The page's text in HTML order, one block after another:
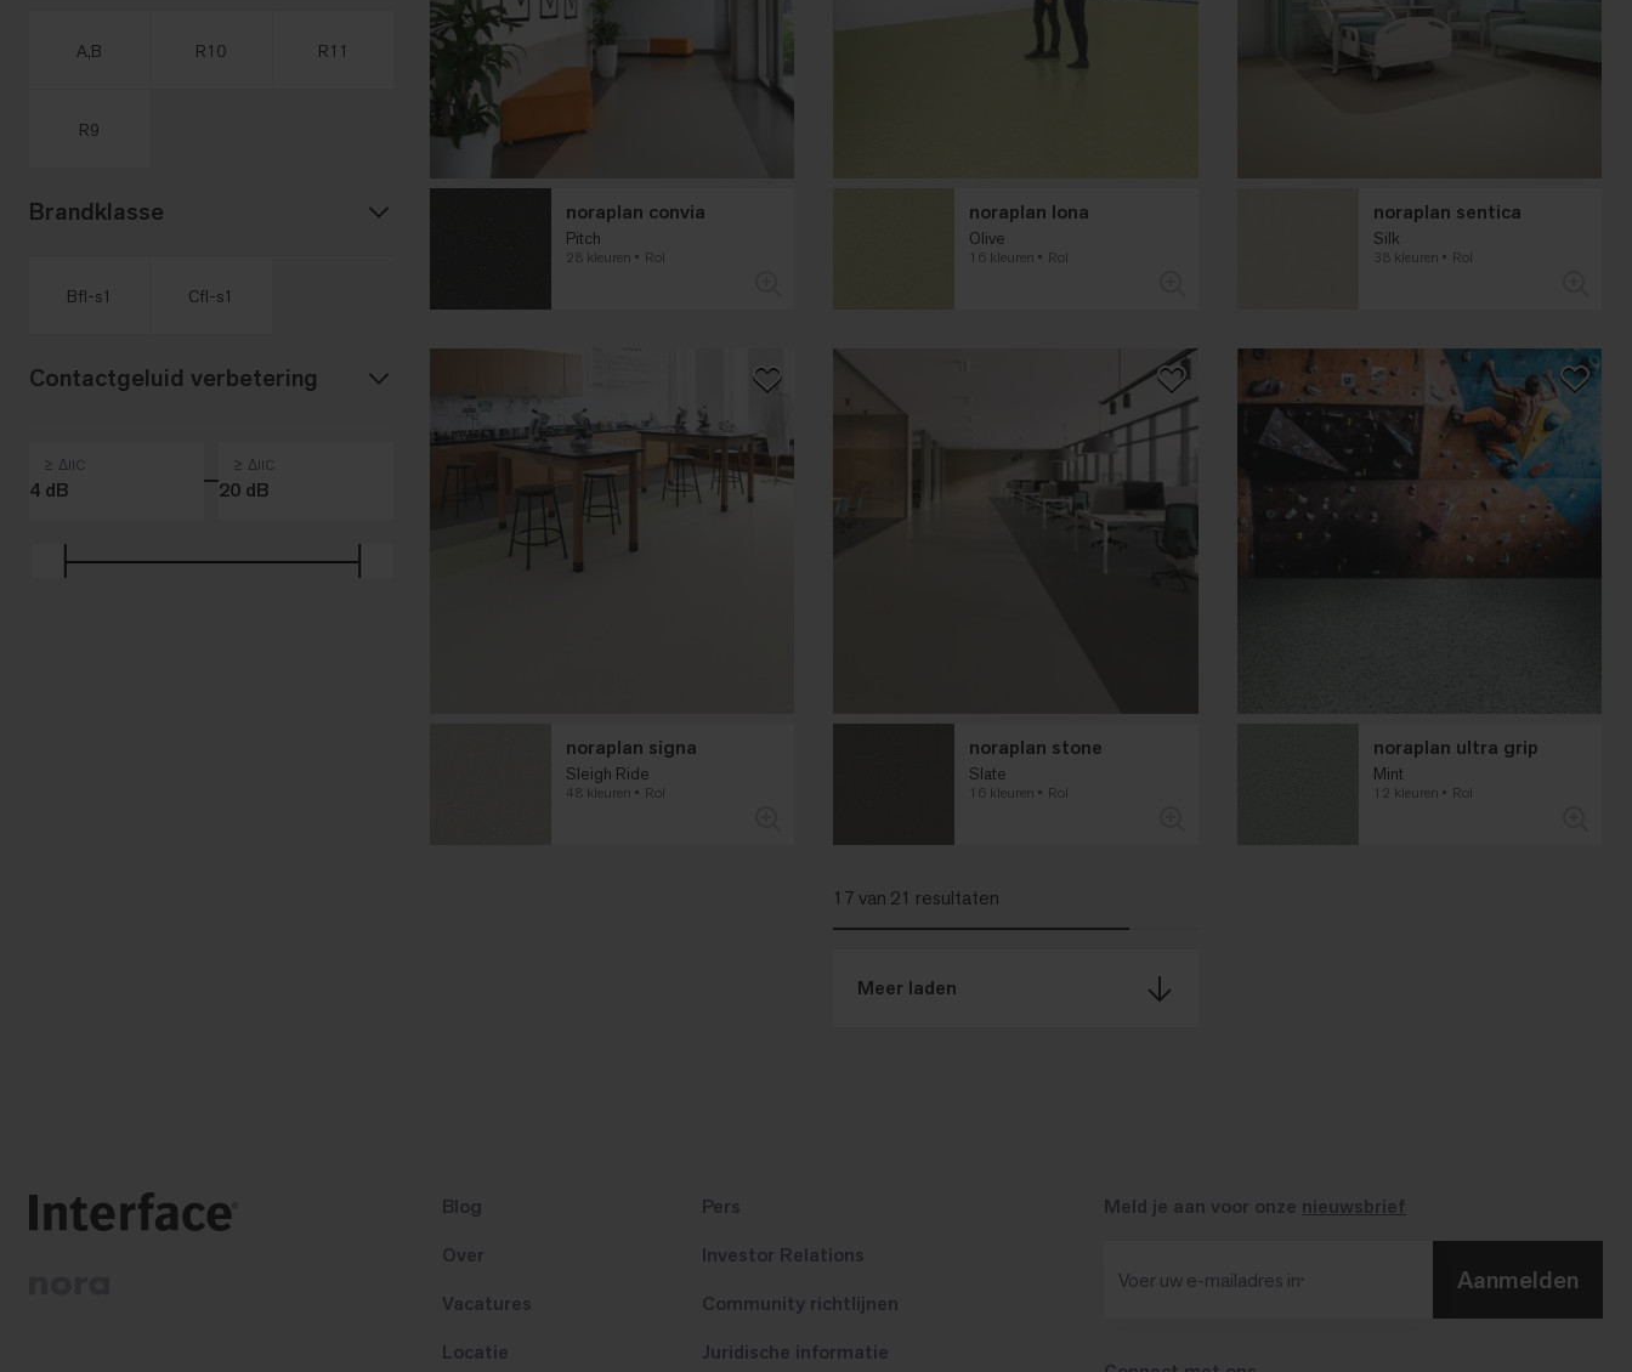
A,B R10 R11
R9
Brandklasse
Bfl-s1 Cfl-s1
Contactgeluid verbetering
≥ ΔIIC ≥ ΔIIC
noraplan convia
Pitch
28 kleuren Rol
noraplan lona
Olive
16 kleuren Rol
noraplan sentica
Silk
38 kleuren Rol
noraplan signa
Sleigh Ride
48 kleuren Rol
noraplan stone
Slate
16 kleuren Rol
noraplan ultra grip
Mint
12 kleuren Rol
17 van 21 resultaten
Meer laden
Blog
Over
Vacatures
Locatie
Pers
Investor Relations
Community richtlijnen
Juridische informatie
Meld je aan voor onze nieuwsbrief
Voer uw e-mailadres in​ Aanmelden